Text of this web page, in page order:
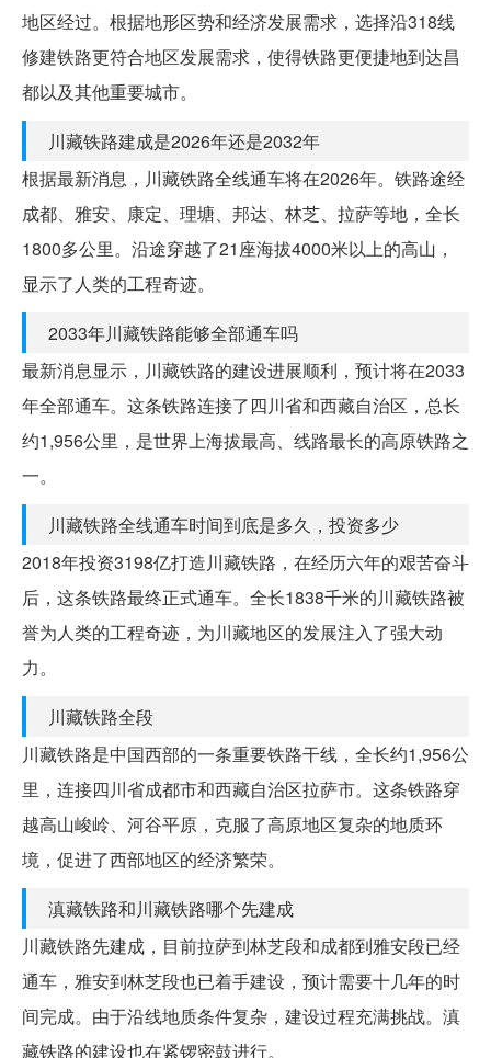
地区经过。根据地形区势和经济发展需求，选择沿318线
修建铁路更符合地区发展需求，使得铁路更便捷地到达昌
都以及其他重要城市。
川藏铁路建成是2026年还是2032年
根据最新消息，川藏铁路全线通车将在2026年。铁路途经
成都、雅安、康定、理塘、邦达、林芝、拉萨等地，全长
1800多公里。沿途穿越了21座海拔4000米以上的高山，
显示了人类的工程奇迹。
2033年川藏铁路能够全部通车吗
最新消息显示，川藏铁路的建设进展顺利，预计将在2033
年全部通车。这条铁路连接了四川省和西藏自治区，总长
约1,956公里，是世界上海拔最高、线路最长的高原铁路之
一。
川藏铁路全线通车时间到底是多久，投资多少
2018年投资3198亿打造川藏铁路，在经历六年的艰苦奋斗
后，这条铁路最终正式通车。全长1838千米的川藏铁路被
誉为人类的工程奇迹，为川藏地区的发展注入了强大动
力。
川藏铁路全段
川藏铁路是中国西部的一条重要铁路干线，全长约1,956公
里，连接四川省成都市和西藏自治区拉萨市。这条铁路穿
越高山峻岭、河谷平原，克服了高原地区复杂的地质环
境，促进了西部地区的经济繁荣。
滇藏铁路和川藏铁路哪个先建成
川藏铁路先建成，目前拉萨到林芝段和成都到雅安段已经
通车，雅安到林芝段也已着手建设，预计需要十几年的时
间完成。由于沿线地质条件复杂，建设过程充满挑战。滇
藏铁路的建设也在紧锣密鼓进行。